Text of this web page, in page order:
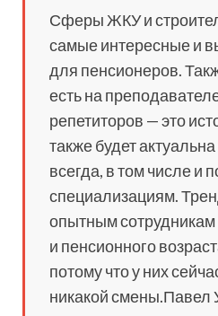
Сферы ЖКУ и
самые интересные и
для пенсионеров.
есть на
репетиторов — это
также будет
всегда, в том числе и
специализациям.
опытным
и пенсионного
потому что у них
никакой смены.Павел